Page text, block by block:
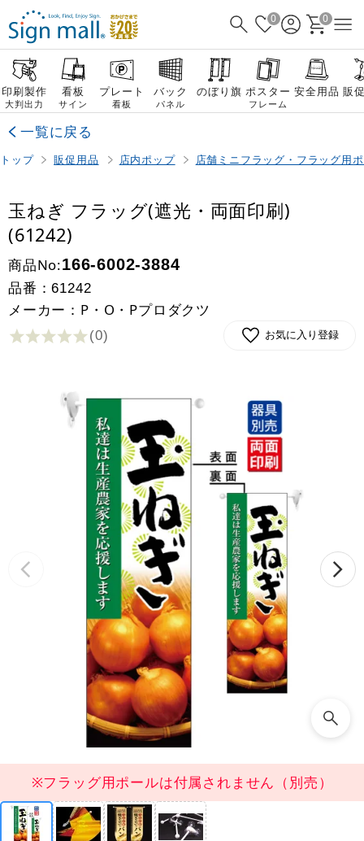
0 0
印刷製作
大判出力
看板
サイン
プレート
看板
バック
パネル
のぼり旗 ポスター
フレーム
安全用品 販
一覧に戻る
トップ 販促用品 店内ポップ 店舗ミニフラッグ・フラッグ用
※フラッグ用ポールは付属されません（別売）
玉ねぎ フラッグ(遮光・両面印刷)
(61242)
商品No:166-6002-3884
品番：61242
メーカー：P・O・Pプロダクツ
(0) お気に入り登録